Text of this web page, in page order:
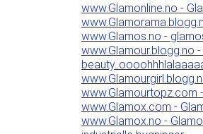
www.Glamonline.no -
www.Glamos.no -
www.Glamour.blogg.no
www.Glamourtopz.com
www.Glamox.com -
www.Glamox.no -